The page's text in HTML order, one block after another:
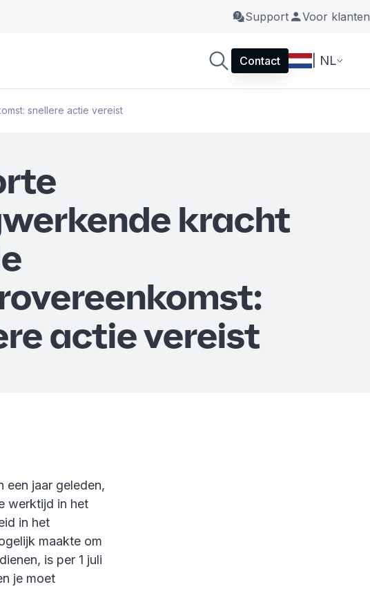
Support Voor klanten
Contact | NL
snellere actie vereist
kracht
actie vereist
een jaar geleden,
werktijd in het
in het
maakte om
is per 1 juli
je moet